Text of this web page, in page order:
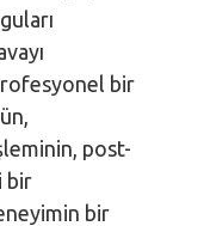
bir
post-
bir
bir